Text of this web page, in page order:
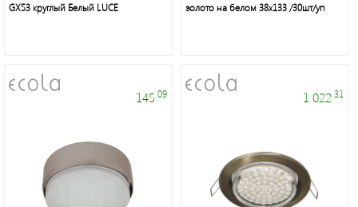
GX53 круглый Белый LUCE
золото на белом 38x133 /30шт/уп
145 .09 1 022 .31